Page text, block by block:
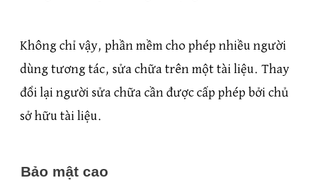
Không chỉ vậy, phần mềm cho phép nhiều người
dùng tương tác, sửa chữa trên một tài liệu. Thay
đổi lại người sửa chữa cần được cấp phép bởi chủ
sở hữu tài liệu.
Bảo mật cao